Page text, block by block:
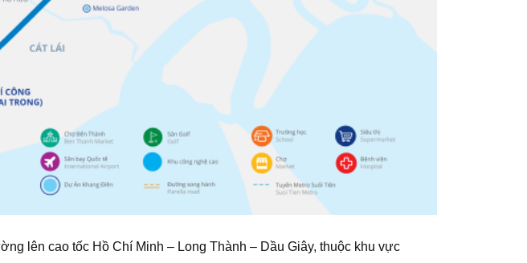
lên cao tốc Hồ Chí Minh – Long Thành – Dầu Giây, thuộc khu vực